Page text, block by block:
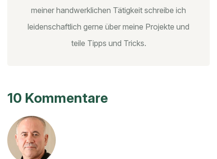
meiner handwerklichen Tätigkeit schreibe ich
leidenschaftlich gerne über meine Projekte und
teile Tipps und Tricks.
10 Kommentare